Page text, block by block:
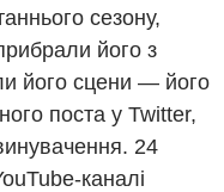
сезону,
його з
його сцени — його
поста у Twitter,
24
каналі